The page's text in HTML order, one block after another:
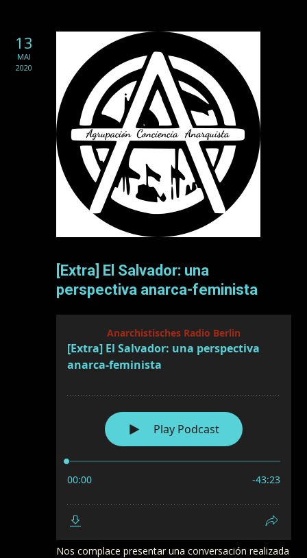
13
MAI
2020
[Extra] El Salvador: una
perspectiva anarca-feminista
Nos complace presentar una conversación realizada